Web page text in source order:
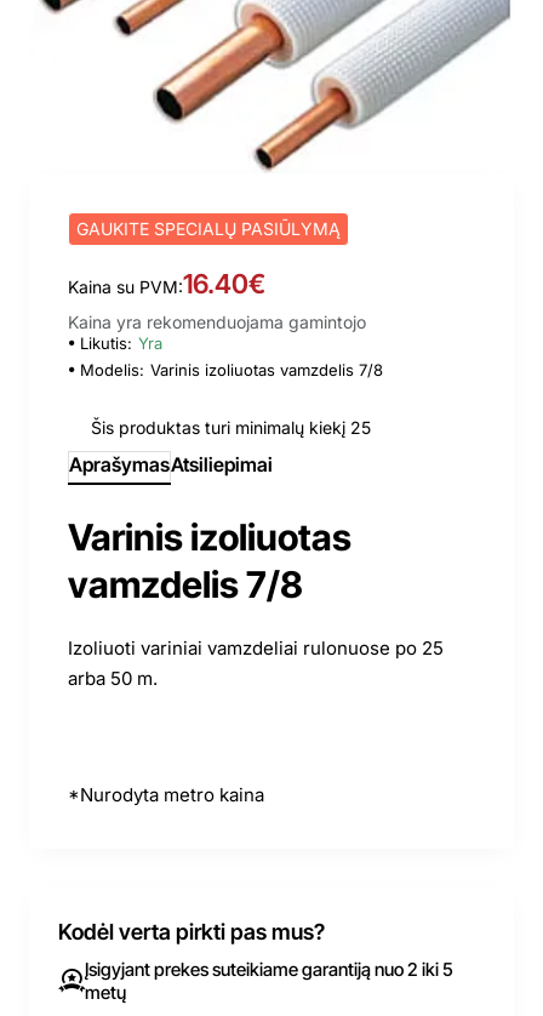
GAUKITE SPECIALŲ PASIŪLYMĄ
Kaina su PVM:16.40€
Kaina yra rekomenduojama gamintojo
Likutis: Yra
Modelis: Varinis izoliuotas vamzdelis 7/8
Šis produktas turi minimalų kiekį 25
AprašymasAtsiliepimai
Varinis izoliuotas
vamzdelis 7/8
Izoliuoti variniai vamzdeliai rulonuose po 25
arba 50 m.
*Nurodyta metro kaina
Kodėl verta pirkti pas mus?
Įsigyjant prekes suteikiame garantiją nuo 2 iki 5
metų